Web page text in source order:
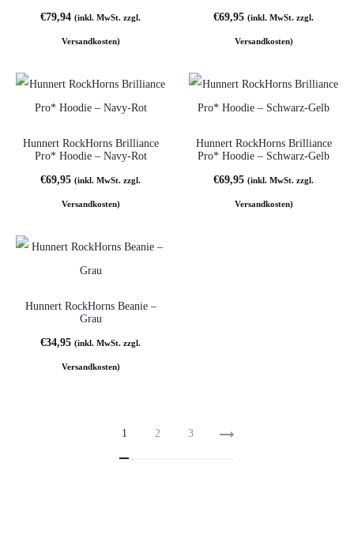
€79,94 (inkl. MwSt. zzgl.
Versandkosten)
€69,95 (inkl. MwSt. zzgl.
Versandkosten)
Hunnert RockHorns Brilliance
Pro* Hoodie – Navy-Rot
€69,95 (inkl. MwSt. zzgl.
Versandkosten)
Hunnert RockHorns Brilliance
Pro* Hoodie – Schwarz-Gelb
€69,95 (inkl. MwSt. zzgl.
Versandkosten)
Hunnert RockHorns Beanie –
Grau
€34,95 (inkl. MwSt. zzgl.
Versandkosten)
1 2 3